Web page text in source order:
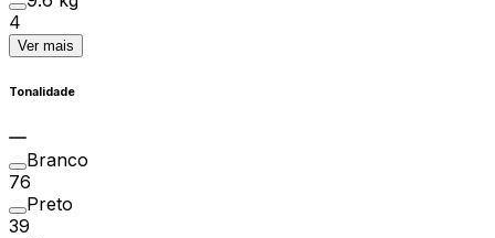
4
Ver mais
Tonalidade
Branco
76
Preto
39